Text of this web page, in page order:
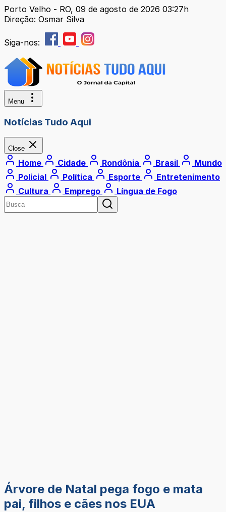
Porto Velho - RO, 09 de agosto de 2026 03:27h
Direção: Osmar Silva
Siga-nos:
Menu
Notícias Tudo Aqui
Close
Home Cidade Rondônia Brasil
Mundo
Policial
Política Esporte
Entretenimento
Cultura
Emprego Língua de Fogo
Árvore de Natal pega fogo e mata
pai, filhos e cães nos EUA